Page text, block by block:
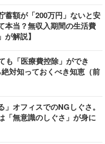
蓄額が「200万円」ないと安
本当？無収入期間の生活費
解説】
も「医療費控除」ができ
対知っておくべき知恵（前
」オフィスでのNGしぐさ。
「無意識のしぐさ」が身に